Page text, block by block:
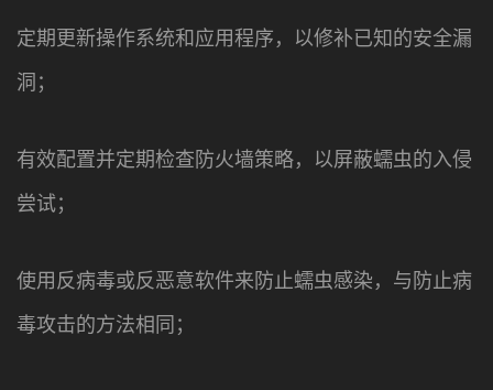
定期更新操作系统和应用程序，以修补已知的安全漏
洞；
有效配置并定期检查防火墙策略，以屏蔽蠕虫的入侵
尝试；
使用反病毒或反恶意软件来防止蠕虫感染，与防止病
毒攻击的方法相同；